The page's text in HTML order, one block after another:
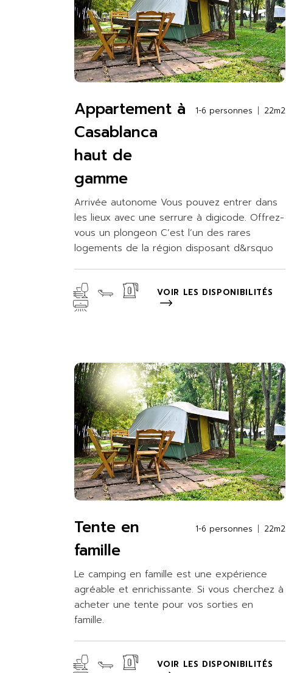
Appartement à
Casablanca
haut de
gamme
1-6 personnes 22m2
Arrivée autonome Vous pouvez entrer dans
les lieux avec une serrure à digicode. Offrez-
vous un plongeon C’est l’un des rares
logements de la région disposant d&rsquo
VOIR LES DISPONIBILITÉS
Tente en
famille
1-6 personnes 22m2
Le camping en famille est une expérience
agréable et enrichissante. Si vous cherchez à
acheter une tente pour vos sorties en
famille.
VOIR LES DISPONIBILITÉS